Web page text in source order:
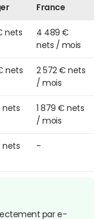
France
nets
4 489 €
nets / mois
nets
2 572 € nets
/ mois
nets
1 879 € nets
/ mois
nets
-
par e-